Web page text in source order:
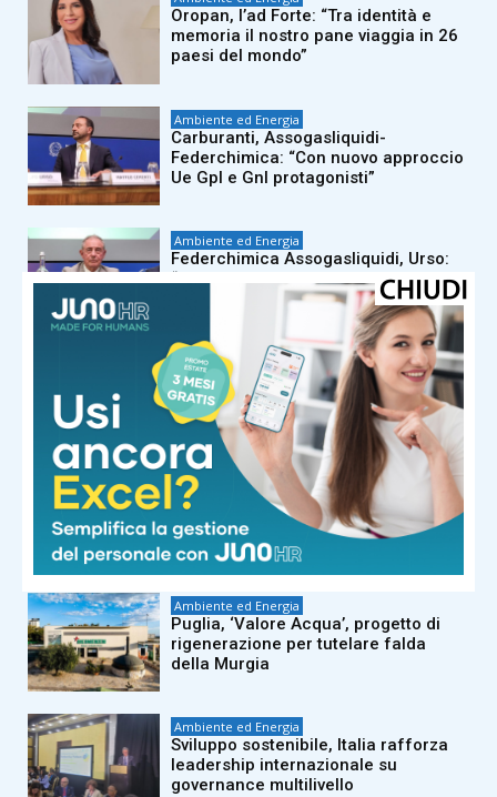
Oropan, l’ad Forte: “Tra identità e
memoria il nostro pane viaggia in 26
paesi del mondo”
Ambiente ed Energia
Carburanti, Assogasliquidi-
Federchimica: “Con nuovo approccio
Ue Gpl e Gnl protagonisti”
Ambiente ed Energia
Federchimica Assogasliquidi, Urso:
“Filiera fondamentale per i piccoli
Ambiente ed Energia
Pettenon Cosmetics, quinto bilancio
sostenibilità: “Neutralità carbonica e
100% energia da rinnovabili”
Ambiente ed Energia
Sostenibilità, quarta certificazione B
Corp per Davines: “Si rafforza patto
per ambiente”
Ambiente ed Energia
Puglia, ‘Valore Acqua’, progetto di
rigenerazione per tutelare falda
della Murgia
Ambiente ed Energia
Sviluppo sostenibile, Italia rafforza
leadership internazionale su
governance multilivello